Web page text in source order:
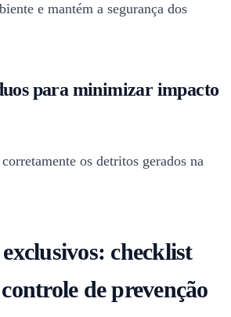
e mantém a segurança dos
para minimizar impacto
os detritos gerados na
checklist
de prevenção